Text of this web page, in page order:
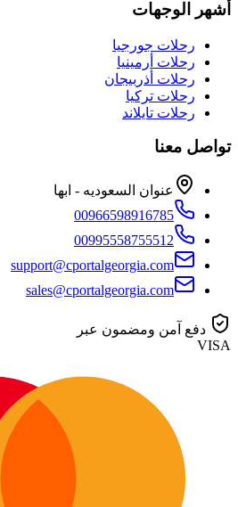
أشهر الوجهات
رحلات جورجيا
رحلات أرمينيا
رحلات أذربيجان
رحلات تركيا
رحلات تايلاند
تواصل معنا
عنوان السعوديه - ابها
00966598916785
00995558755512
support@cportalgeorgia.com
sales@cportalgeorgia.com
دفع آمن ومضمون عبر
VISA